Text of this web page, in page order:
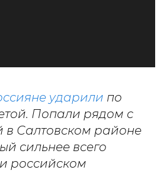
ударили по
Попали рядом с
в Салтовском районе
сильнее всего
российском